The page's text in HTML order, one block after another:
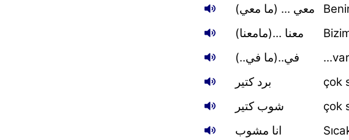
معي ... (ما معي)
معنا ...(مامعنا)
في..(ما في..)
برد كتير
çok
شوب كتير
çok
انا مشوب